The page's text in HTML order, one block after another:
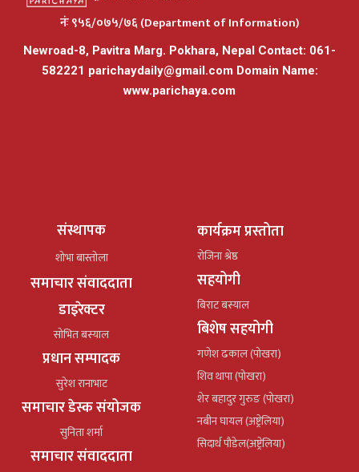
नंः ९५६/०७५/७६ (Department of Information)
Newroad-8, Pavitra Marg. Pokhara, Nepal Contact: 061-
582221 parichaydaily@gmail.comDomain Name:
www.parichaya.com
संस्थापक
शोभा बास्तोला
समाचार संवाददाता
डाइरेक्टर
सोभित बस्याल
प्रधान सम्पादक
सुरेश रानाभाट
समाचार डेस्क संयोजक
सुनिता शर्मा
समाचार संवाददाता
कार्यक्रम प्रस्तोता
रोजिना श्रेष्ठ
सहयोगी
बिराट बस्याल
बिशेष सहयोगी
गणेश ढकाल (पोखरा)
शिव थापा (पोखरा)
शेर बहादुर गुरुङ (पोखरा)
नबीन घायल (अष्ट्रेलिया)
सिदार्थ पौडेल(अष्ट्रेलिया)